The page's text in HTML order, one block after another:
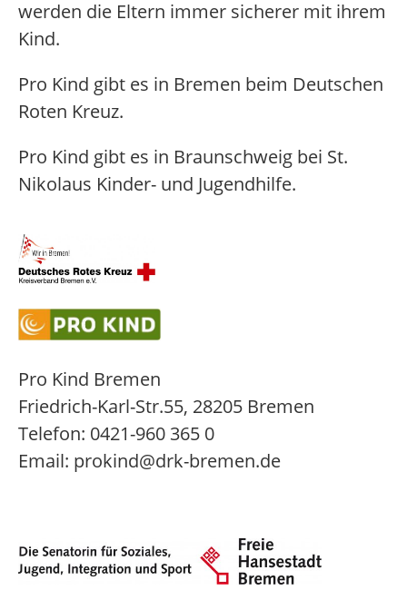
werden die Eltern immer sicherer mit ihrem
Kind.
Pro Kind gibt es in Bremen beim Deutschen
Roten Kreuz.
Pro Kind gibt es in Braunschweig bei St.
Nikolaus Kinder- und Jugendhilfe.
Pro Kind Bremen
Friedrich-Karl-Str.55, 28205 Bremen
Telefon: 0421-960 365 0
Email: prokind@drk-bremen.de